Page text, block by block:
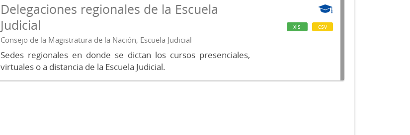
Delegaciones regionales de la Escuela
Judicial
Consejo de la Magistratura de la Nación, Escuela Judicial
Sedes regionales en donde se dictan los cursos presenciales,
virtuales o a distancia de la Escuela Judicial.
xls csv